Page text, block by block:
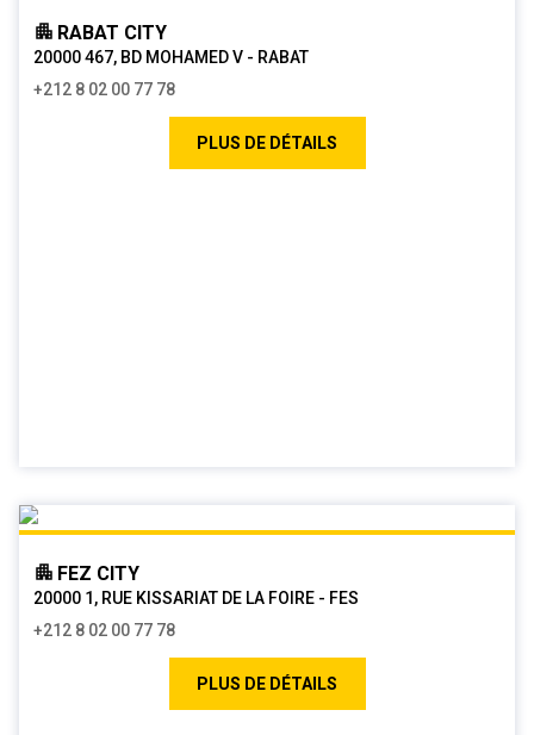
RABAT CITY
20000 467, BD MOHAMED V - RABAT
+212 8 02 00 77 78
PLUS DE DÉTAILS
FEZ CITY
20000 1, RUE KISSARIAT DE LA FOIRE - FES
+212 8 02 00 77 78
PLUS DE DÉTAILS